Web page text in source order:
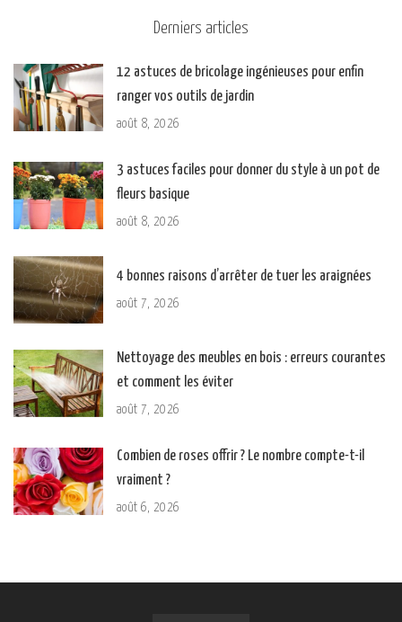
Derniers articles
12 astuces de bricolage ingénieuses pour enfin
ranger vos outils de jardin
août 8, 2026
3 astuces faciles pour donner du style à un pot de
fleurs basique
août 8, 2026
4 bonnes raisons d’arrêter de tuer les araignées
août 7, 2026
Nettoyage des meubles en bois : erreurs courantes
et comment les éviter
août 7, 2026
Combien de roses offrir ? Le nombre compte-t-il
vraiment ?
août 6, 2026